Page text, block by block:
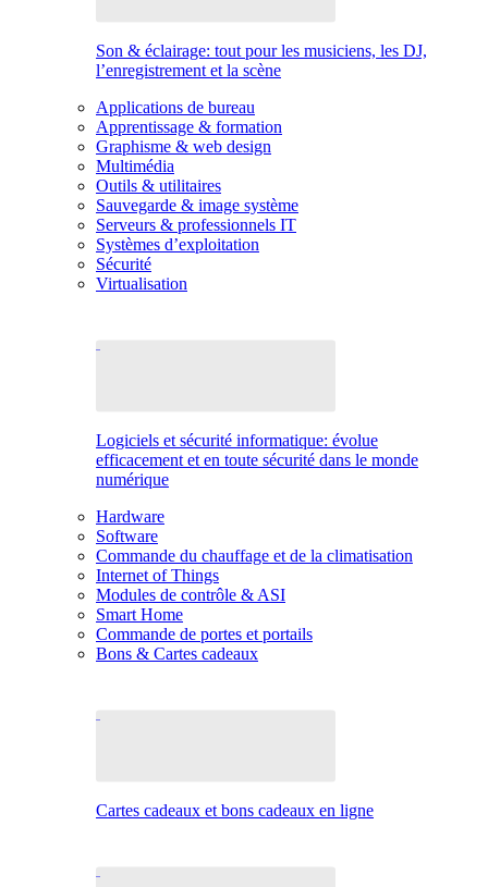
Son & éclairage: tout pour les musiciens, les DJ,
l’enregistrement et la scène
Applications de bureau
Apprentissage & formation
Graphisme & web design
Multimédia
Outils & utilitaires
Sauvegarde & image système
Serveurs & professionnels IT
Systèmes d’exploitation
Sécurité
Virtualisation
Logiciels et sécurité informatique: évolue
efficacement et en toute sécurité dans le monde
numérique
Hardware
Software
Commande du chauffage et de la climatisation
Internet of Things
Modules de contrôle & ASI
Smart Home
Commande de portes et portails
Bons & Cartes cadeaux
Cartes cadeaux et bons cadeaux en ligne